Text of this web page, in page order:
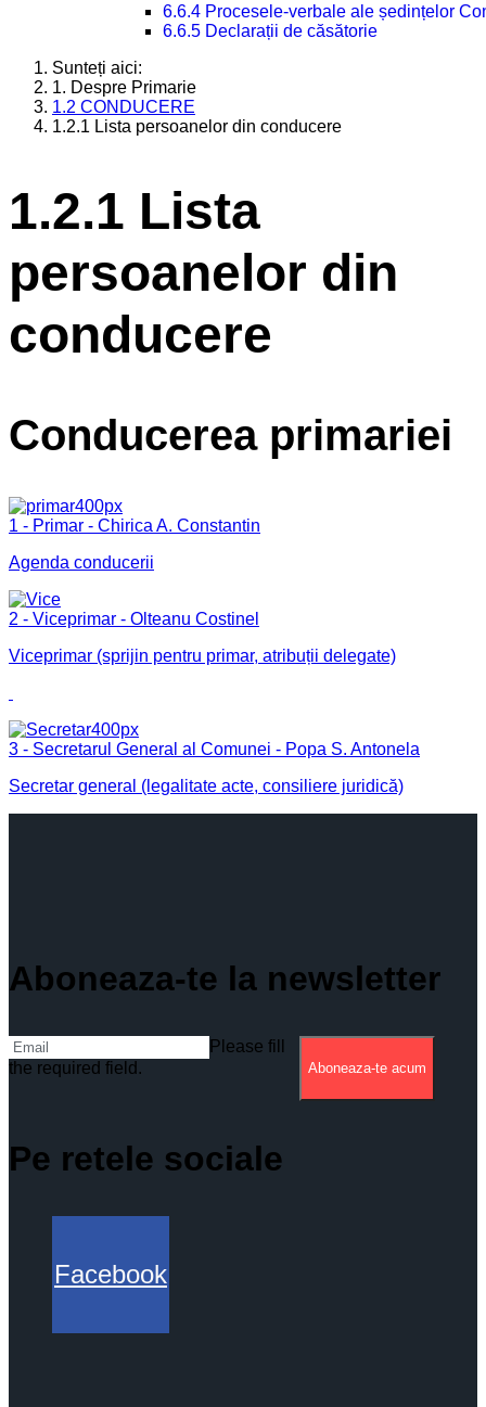
6.6.4 Procesele-verbale ale ședințelor
6.6.5 Declarații de căsătorie
Sunteți aici:
1. Despre Primarie
1.2 CONDUCERE
1.2.1 Lista persoanelor din conducere
1.2.1 Lista
persoanelor din
conducere
Conducerea primariei
1 - Primar - Chirica A. Constantin
Agenda conducerii
2 - Viceprimar - Olteanu Costinel
Viceprimar (sprijin pentru primar, atribuții delegate)
3 - Secretarul General al Comunei - Popa S. Antonela
Secretar general (legalitate acte, consiliere juridică)
Aboneaza-te la newsletter
Please fill
the required field.
Aboneaza-te acum
Pe retele sociale
Facebook